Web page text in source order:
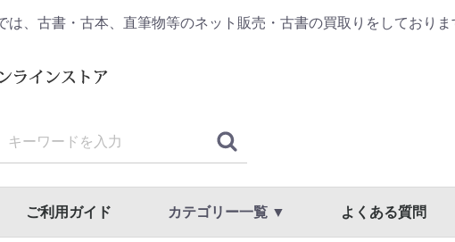
、古書・古本、直筆物等のネット販売・古書の買取りをしておりま
ご利用ガイド カテゴリー一覧 ▼ よくある質問